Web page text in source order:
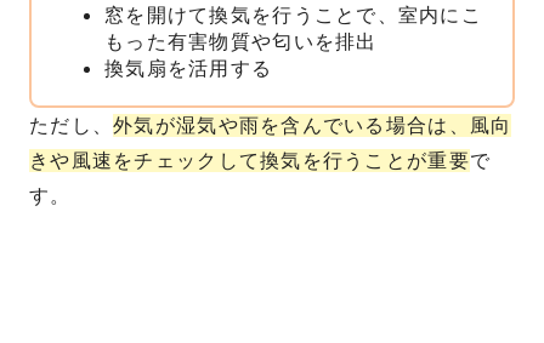
窓を開けて換気を行うことで、室内にこ
もった有害物質や匂いを排出
換気扇を活用する
ただし、外気が湿気や雨を含んでいる場合は、風向
きや風速をチェックして換気を行うことが重要で
す。